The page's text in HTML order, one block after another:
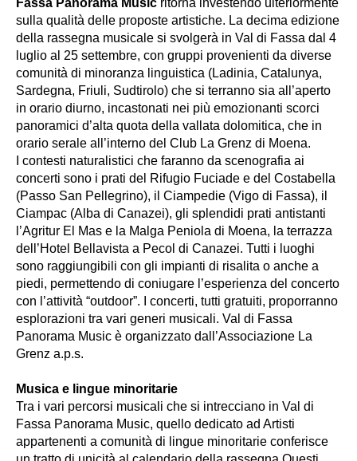
Fassa Panorama Music ritorna investendo ulteriormente
sulla qualità delle proposte artistiche. La decima edizione
della rassegna musicale si svolgerà in Val di Fassa dal 4
luglio al 25 settembre, con gruppi provenienti da diverse
comunità di minoranza linguistica (Ladinia, Catalunya,
Sardegna, Friuli, Sudtirolo) che si terranno sia all’aperto
in orario diurno, incastonati nei più emozionanti scorci
panoramici d’alta quota della vallata dolomitica, che in
orario serale all’interno del Club La Grenz di Moena.
I contesti naturalistici che faranno da scenografia ai
concerti sono i prati del Rifugio Fuciade e del Costabella
(Passo San Pellegrino), il Ciampedie (Vigo di Fassa), il
Ciampac (Alba di Canazei), gli splendidi prati antistanti
l’Agritur El Mas e la Malga Peniola di Moena, la terrazza
dell’Hotel Bellavista a Pecol di Canazei. Tutti i luoghi
sono raggiungibili con gli impianti di risalita o anche a
piedi, permettendo di coniugare l’esperienza del concerto
con l’attività “outdoor”. I concerti, tutti gratuiti, proporranno
esplorazioni tra vari generi musicali. Val di Fassa
Panorama Music è organizzato dall’Associazione La
Grenz a.p.s.
Musica e lingue minoritarie
Tra i vari percorsi musicali che si intrecciano in Val di
Fassa Panorama Music, quello dedicato ad Artisti
appartenenti a comunità di lingue minoritarie conferisce